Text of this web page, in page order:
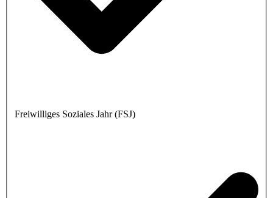
Freiwilliges Soziales Jahr (FSJ)